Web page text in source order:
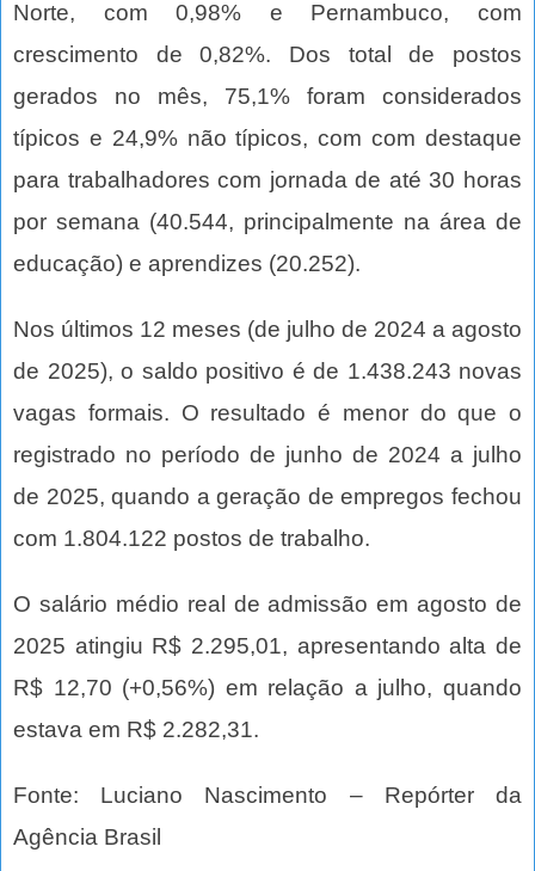
Norte, com 0,98% e Pernambuco, com
crescimento de 0,82%. Dos total de postos
gerados no mês, 75,1% foram considerados
típicos e 24,9% não típicos, com com destaque
para trabalhadores com jornada de até 30 horas
por semana (40.544, principalmente na área de
educação) e aprendizes (20.252).
Nos últimos 12 meses (de julho de 2024 a agosto
de 2025), o saldo positivo é de 1.438.243 novas
vagas formais. O resultado é menor do que o
registrado no período de junho de 2024 a julho
de 2025, quando a geração de empregos fechou
com 1.804.122 postos de trabalho.
O salário médio real de admissão em agosto de
2025 atingiu R$ 2.295,01, apresentando alta de
R$ 12,70 (+0,56%) em relação a julho, quando
estava em R$ 2.282,31.
Fonte: Luciano Nascimento – Repórter da
Agência Brasil